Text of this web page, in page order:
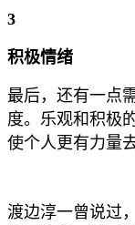
3
积极情绪
最后，还有一点
度。乐观和积极
使个人更有力量
渡边淳一曾说过